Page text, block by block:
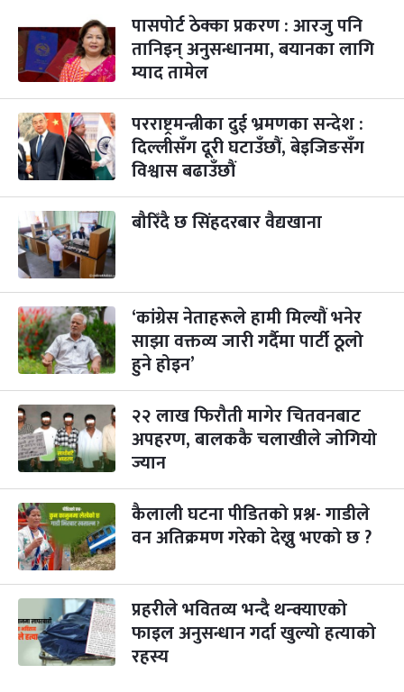
३
मंगल
महानवमी
कार्तिक ३, २०८३-Oct 20, 2026
२ महिना बाँकी
४
५
बिहि
पापा‌ङ्कुशा एकादशी व्रत
कार्तिक ५, २०८३-Oct 22, 2026
२ महिना बाँकी
२२
आइत
कुकुर तिहार
कार्तिक २२, २०८३ - Nov 8, 2026
३ महिना बाँकी
२३
सोम
गाई पूजा
कार्तिक २३, २०८३-Nov 9, 2026
२४
मंगल
गोरुपुजा
कार्तिक २४, २०८३ -Nov 10, 2026
३ महिना बाँकी
२५
बुध
भाइटीका
कार्तिक २५, २०८३ -Nov 11, 2026
३ महिना बाँकी
२९
आइत
छठपर्व
कार्तिक २९, २०८३-Nov 15, 2026
१०
शुक्र
क्रिसमस डे
पौष १०, २०८३- Dec 25, 2026
४ महिना बाँकी
१५
बुध
तमुल्होछार
पौष १५, २०८३-Dec 30, 2026
४ महिना बाँकी
२७ पृथ्वी जयन्ती
पासपोर्ट ठेक्का प्रकरण : आरजु पनि
तानिइन् अनुसन्धानमा, बयानका लागि
म्याद तामेल
परराष्ट्रमन्त्रीका दुई भ्रमणका सन्देश :
दिल्लीसँग दूरी घटाउँछौं, बेइजिङसँग
विश्वास बढाउँछौं
बौरिँदै छ सिंहदरबार वैद्यखाना
‘कांग्रेस नेताहरूले हामी मिल्यौं भनेर
साझा वक्तव्य जारी गर्दैमा पार्टी ठूलो
हुने होइन’
२२ लाख फिरौती मागेर चितवनबाट
अपहरण, बालककै चलाखीले जोगियो
ज्यान
कैलाली घटना पीडितको प्रश्न- गाडीले
वन अतिक्रमण गरेको देख्नु भएको छ ?
प्रहरीले भवितव्य भन्दै थन्क्याएको
फाइल अनुसन्धान गर्दा खुल्यो हत्याको
रहस्य